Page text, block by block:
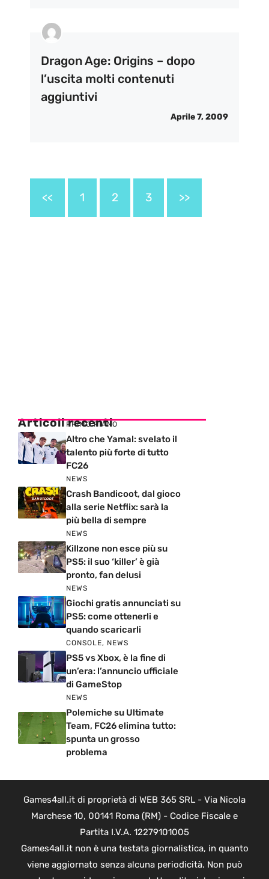
Dragon Age: Origins – dopo
l’uscita molti contenuti
aggiuntivi
Aprile 7, 2009
<< 1 2 3 >>
Articoli recenti
PRIMO PIANO
Altro che Yamal: svelato il
talento più forte di tutto
FC26
NEWS
Crash Bandicoot, dal gioco
alla serie Netflix: sarà la
più bella di sempre
NEWS
Killzone non esce più su
PS5: il suo ‘killer’ è già
pronto, fan delusi
NEWS
Giochi gratis annunciati su
PS5: come ottenerli e
quando scaricarli
CONSOLE, NEWS
PS5 vs Xbox, è la fine di
un’era: l’annuncio ufficiale
di GameStop
NEWS
Polemiche su Ultimate
Team, FC26 elimina tutto:
spunta un grosso
problema
Games4all.it di proprietà di WEB 365 SRL - Via Nicola
Marchese 10, 00141 Roma (RM) - Codice Fiscale e
Partita I.V.A. 12279101005
Games4all.it non è una testata giornalistica, in quanto
viene aggiornato senza alcuna periodicità. Non può